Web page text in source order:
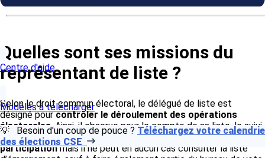
Centre d'aide
Modèles à télécharger
💡 Besoin d'un coup de pouce ? Téléchargez votre
des élections CSE
Quelles sont ses missions du
représentant de liste ?
Selon le droit commun électoral, le délégué de liste est
désigné pourcontrôler le déroulement des opérations
électorales. Ainsi, il observe pour le compte de sa liste, le suivi
des élections. Il peut notamment avoir accès autaux de
participationmais il ne peut en aucun cas consulter la liste